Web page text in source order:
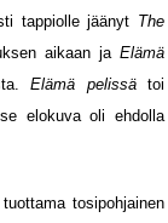
tappiolle jäänyt The
aikaan ja Elämä
Elämä pelissätoi
elokuva oli ehdolla
tosipohjainen